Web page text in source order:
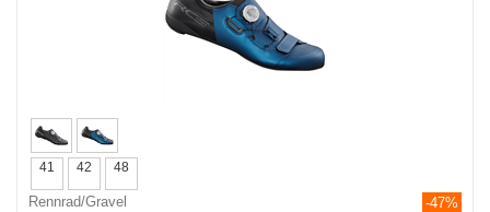
41 42 48
Rennrad/Gravel -47%